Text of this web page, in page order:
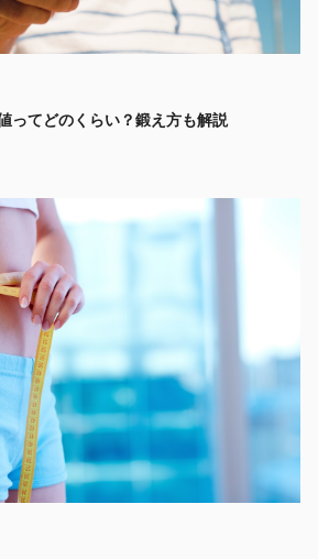
ってどのくらい？鍛え方も解説